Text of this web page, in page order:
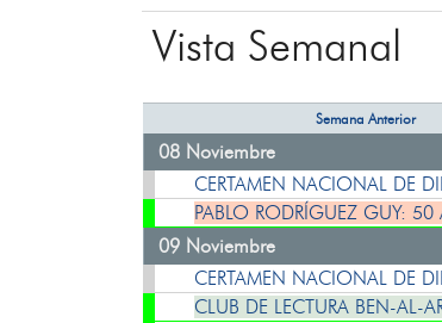
Vista Semanal
Semana Anterior
08 Noviembre
CERTAMEN NACIONAL DE
PABLO RODRÍGUEZ GUY:
09 Noviembre
CERTAMEN NACIONAL DE
CLUB DE LECTURA BEN-AL-